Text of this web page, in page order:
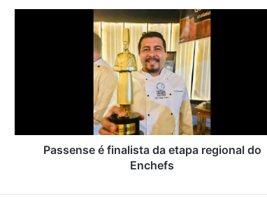
Passense é finalista da etapa regional do
Enchefs